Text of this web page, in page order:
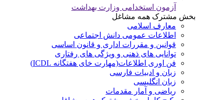
آزمون استخدامی وزارت بهداشت
بخش مشترک همه مشاغل
معارف اسلامی
اطلاعات عمومی دانش اجتماعی
قوانین و مقررات اداری و قانون اساسی
توانایی های ذهنی و ویژگی های رفتاری
فن اوری اطلاعات(مهارت خای هفتگانه ICDL)
زبان و ادبیات فارسی
زبان انگلیسی
ریاضی و آمار مقدمات